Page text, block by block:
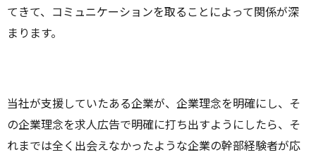
てきて、コミュニケーションを取ることによって関係が深
まります。
当社が支援していたある企業が、企業理念を明確にし、そ
の企業理念を求人広告で明確に打ち出すようにしたら、そ
れまでは全く出会えなかったような企業の幹部経験者が応